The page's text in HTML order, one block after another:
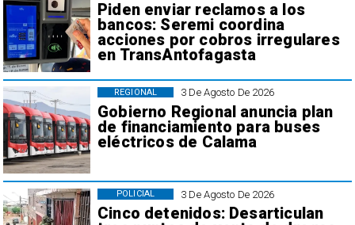
Piden enviar reclamos a los
bancos: Seremi coordina
acciones por cobros irregulares
en TransAntofagasta
3 De Agosto De 2026
Gobierno Regional anuncia plan
de financiamiento para buses
eléctricos de Calama
REGIONAL
3 De Agosto De 2026
Cinco detenidos: Desarticulan
POLICIAL